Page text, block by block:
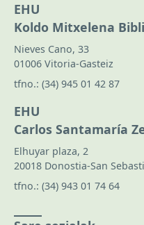
EHU
Koldo Mitxelena
Nieves Cano, 33
01006 Vitoria-Gasteiz
tfno.: (34) 945 01 42 87
EHU
Carlos Santamaría
Elhuyar plaza, 2
20018 Donostia-San
tfno.: (34) 943 01 74 64